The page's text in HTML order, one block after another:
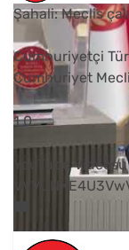
Şahali: Meclis
Cumhuriyetçi
Cumhuriyet
1 0
YouTube Videosu